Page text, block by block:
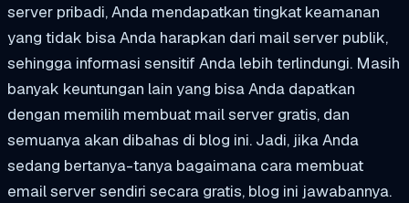
server pribadi, Anda mendapatkan tingkat keamanan
yang tidak bisa Anda harapkan dari mail server publik,
sehingga informasi sensitif Anda lebih terlindungi. Masih
banyak keuntungan lain yang bisa Anda dapatkan
dengan memilih membuat mail server gratis, dan
semuanya akan dibahas di blog ini. Jadi, jika Anda
sedang bertanya-tanya bagaimana cara membuat
email server sendiri secara gratis, blog ini jawabannya.